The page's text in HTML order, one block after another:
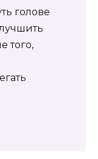
голове
того,